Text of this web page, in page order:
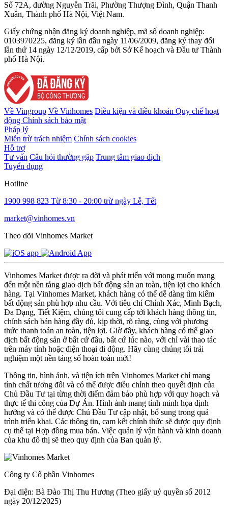
Số 72A, đường Nguyễn Trãi, Phường Thượng Đình, Quận Thanh
Xuân, Thành phố Hà Nội, Việt Nam.
Giấy chứng nhận đăng ký doanh nghiệp, mã số doanh nghiệp:
0103970225, đăng ký lần đầu ngày 11/06/2009, đăng ký thay đổi
lần thứ 14 ngày 12/12/2019, cấp bởi Sở Kế hoạch và Đầu tư Thành
phố Hà Nội.
Về Vingroup Về Vinhomes Điều kiện và điều khoản Quy chế hoạt
động Chính sách bảo mật
Pháp lý
Miễn trừ trách nhiệm Chính sách cookies
Hỗ trợ
Tư vấn Câu hỏi thường gặp Trung tâm giao dịch
Tuyển dụng
Hotline
1900 998 823 Từ 8:30 - 20:00 trừ ngày Lễ, Tết
market@vinhomes.vn
Theo dõi Vinhomes Market
Vinhomes Market được ra đời và phát triển với mong muốn mang
đến một nền tảng giao dịch bất động sản an toàn, tiện lợi cho khách
hàng. Tại Vinhomes Market, khách hàng có thể dễ dàng tìm kiếm
bất động sản phù hợp nhu cầu. Với tiêu chí Chính Xác, Minh Bạch,
Đa Dạng, Tiết Kiệm, chúng tôi cung cấp tới khách hàng thông tin,
chính sách bán hàng đầy đủ, kịp thời, rõ ràng, cùng với phương
thức thanh toán an toàn, tiện lợi. Giờ đây, khách hàng có thể giao
dịch bất động sản ở bất cứ đâu, bất cứ lúc nào, với chỉ vài thao tác
trên máy tính hoặc điện thoại di động. Hãy cùng chúng tôi trải
nghiệm một nền tảng số hoàn toàn mới!
Thông tin, hình ảnh, và tiện ích trên Vinhomes Market chỉ mang
tính chất tương đối và có thể được điều chỉnh theo quyết định của
Chủ Đầu Tư tại từng thời điểm đảm bảo phù hợp với quy hoạch và
thực tế thi công của Dự Án. Hình ảnh mang tính minh họa định
hướng và có thể được Chủ Đầu Tư cập nhật, bổ sung trong quá
trình triển khai. Các thông tin, cam kết chính thức sẽ được quy định
cụ thể tại Hợp đồng mua bán. Việc quản lý vận hành và kinh doanh
của khu đô thị sẽ theo quy định của Ban quản lý.
Công ty Cổ phần Vinhomes
Đại diện: Bà Đào Thị Thu Hương (Theo giấy uỷ quyền số 2012
ngày 20/12/2025)